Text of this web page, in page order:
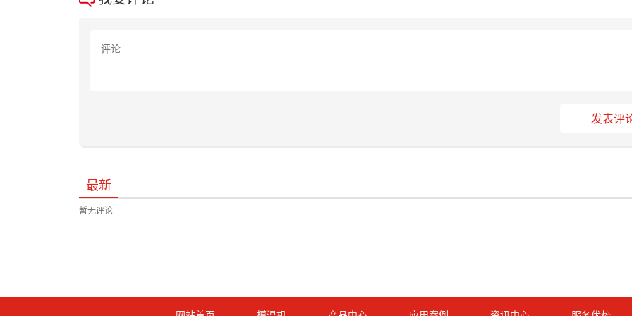
发表评
最新
暂无评论